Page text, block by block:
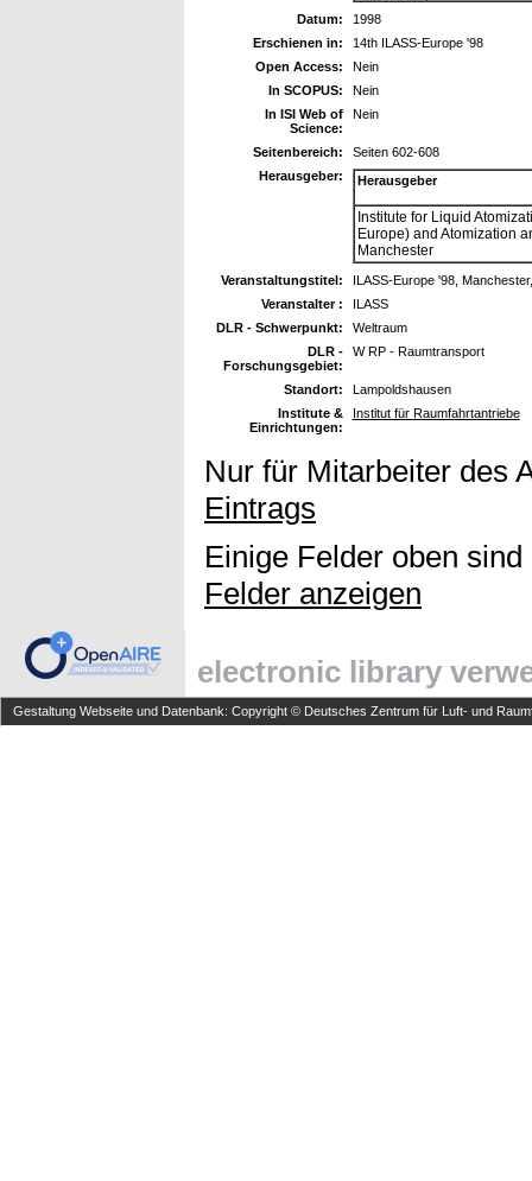
Datum:
1998
Erschienen in:
14th ILASS-Europe '98
Open Access:
Nein
In SCOPUS:
Nein
In ISI Web of
Science:
Nein
Seitenbereich:
Seiten 602-608
Herausgeber:
Herausgeber
Institute for Liquid
Europe) and Atomization
Manchester
Veranstaltungstitel:
ILASS-Europe '98,
Veranstalter :
ILASS
DLR - Schwerpunkt:
Weltraum
DLR -
Forschungsgebiet:
W RP - Raumtransport
Standort:
Lampoldshausen
Institute &
Einrichtungen:
Institut für Raumfahrtantriebe
Nur für Mitarbeiter des
Eintrags
Einige Felder oben
Felder anzeigen
electronic library
Gestaltung Webseite und Datenbank: Copyright © Deutsches Zentrum für Luft- und